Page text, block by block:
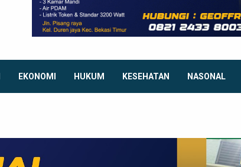
EKONOMI HUKUM KESEHATAN NASONAL